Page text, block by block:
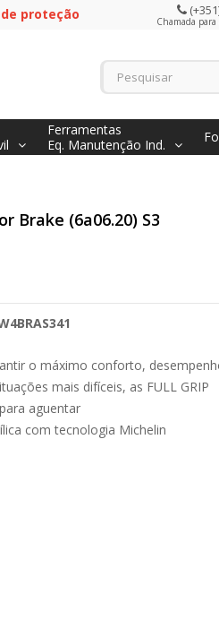
proteção Chamada
Ferramentas
Eq. Manutenção Ind.
Brake (6a06.20) S3
o máximo conforto,
mais difíceis, as FULL GRIP
aguentar
com tecnologia Michelin